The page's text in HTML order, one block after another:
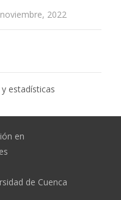
2022
en
de Cuenca